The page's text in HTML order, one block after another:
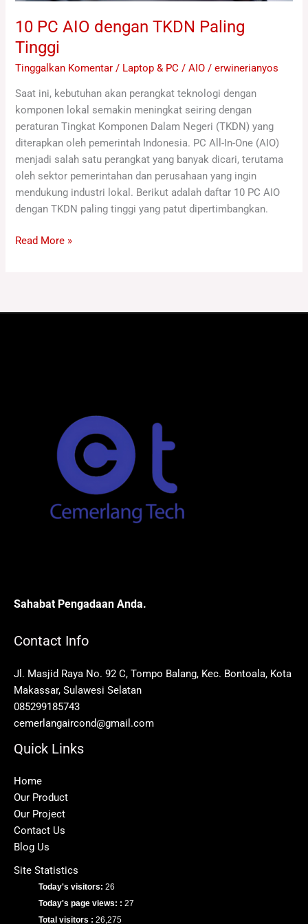
10 PC AIO dengan TKDN Paling
Tinggi
Tinggalkan Komentar / Laptop & PC / AIO /erwinerianyos
Saat ini, kebutuhan akan perangkat teknologi dengan
komponen lokal semakin meningkat seiring dengan
peraturan Tingkat Komponen Dalam Negeri (TKDN) yang
diterapkan oleh pemerintah Indonesia. PC All-In-One (AIO)
menjadi salah satu perangkat yang banyak dicari, terutama
oleh sektor pemerintahan dan perusahaan yang ingin
mendukung industri lokal. Berikut adalah daftar 10 PC AIO
dengan TKDN paling tinggi yang patut dipertimbangkan.
Read More »
Sahabat Pengadaan Anda.
Contact Info
Jl. Masjid Raya No. 92 C, Tompo Balang, Kec. Bontoala, Kota
Makassar, Sulawesi Selatan
085299185743
cemerlangaircond@gmail.com
Quick Links
Home
Our Product
Our Project
Contact Us
Blog Us
Site Statistics
Today's visitors: 26
Today's page views: : 27
Total visitors : 26,275